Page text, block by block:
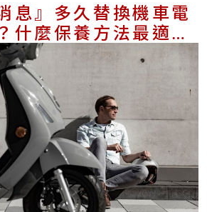
息』多久替換機車電
什麼保養方法最適合